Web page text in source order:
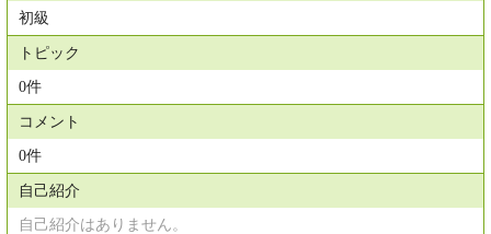
初級
トピック
0件
コメント
0件
自己紹介
自己紹介はありません。